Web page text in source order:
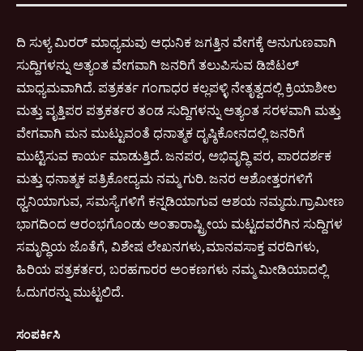
ದಿ ಸುಳ್ಯ ಮಿರರ್ ಮಾಧ್ಯಮವು ಆಧುನಿಕ ಜಗತ್ತಿನ ವೇಗಕ್ಕೆ ಅನುಗುಣವಾಗಿ
ಸುದ್ದಿಗಳನ್ನು ಅತ್ಯಂತ ವೇಗವಾಗಿ ಜನರಿಗೆ ತಲುಪಿಸುವ ಡಿಜಿಟಲ್
ಮಾಧ್ಯಮವಾಗಿದೆ. ಪತ್ರಕರ್ತ ಗಂಗಾಧರ ಕಲ್ಲಪಳ್ಳಿ ನೇತೃತ್ವದಲ್ಲಿ ಕ್ರಿಯಾಶೀಲ
ಮತ್ತು ವೃತ್ತಿಪರ ಪತ್ರಕರ್ತರ ತಂಡ ಸುದ್ದಿಗಳನ್ನು ಅತ್ಯಂತ ಸರಳವಾಗಿ ಮತ್ತು
ವೇಗವಾಗಿ ಮನ ಮುಟ್ಟುವಂತೆ ಧನಾತ್ಮಕ ದೃಷ್ಠಿಕೋನದಲ್ಲಿ ಜನರಿಗೆ
ಮುಟ್ಟಿಸುವ ಕಾರ್ಯ ಮಾಡುತ್ತಿದೆ. ಜನಪರ, ಅಭಿವೃದ್ಧಿ ಪರ, ಪಾರದರ್ಶಕ
ಮತ್ತು ಧನಾತ್ಮಕ ಪತ್ರಿಕೋದ್ಯಮ ನಮ್ಮ ಗುರಿ. ಜನರ ಆಶೋತ್ತರಗಳಿಗೆ
ಧ್ವನಿಯಾಗುವ, ಸಮಸ್ಯೆಗಳಿಗೆ ಕನ್ನಡಿಯಾಗುವ ಆಶಯ ನಮ್ಮದು.ಗ್ರಾಮೀಣ
ಭಾಗದಿಂದ ಆರಂಭಗೊಂಡು ಅಂತಾರಾಷ್ಟ್ರೀಯ ಮಟ್ಟದವರೆಗಿನ ಸುದ್ದಿಗಳ
ಸಮೃದ್ಧಿಯ ಜೊತೆಗೆ, ವಿಶೇಷ ಲೇಖನಗಳು,ಮಾನವಸಾಕ್ತ ವರದಿಗಳು,
ಹಿರಿಯ ಪತ್ರಕರ್ತರ, ಬರಹಗಾರರ ಅಂಕಣಗಳು ನಮ್ಮ ಮೀಡಿಯಾದಲ್ಲಿ
ಓದುಗರನ್ನು ಮುಟ್ಟಲಿದೆ.
ಸಂಪರ್ಕಿಸಿ